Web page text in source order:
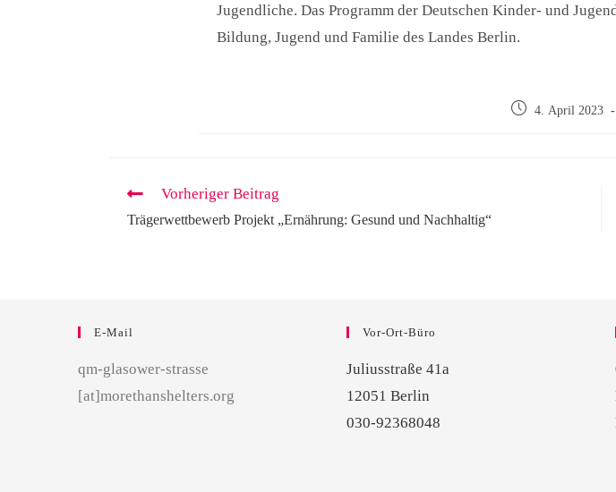
Jugendliche. Das Programm der Deutschen Kinder- und
Bildung, Jugend und Familie des Landes Berlin.
4. April 2023
Vorheriger Beitrag
Trägerwettbewerb Projekt „Ernährung: Gesund und Nachhaltig“
E-Mail
qm-glasower-strasse
[at]morethanshelters.org
Vor-Ort-Büro
Juliusstraße 41a
12051 Berlin
030-92368048